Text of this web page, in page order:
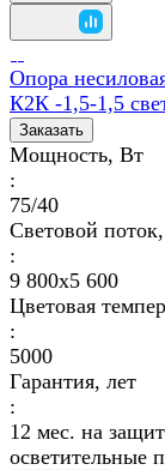
Опора
К2К -1,5-1,5
Заказать
Мощность, Вт
:
75/40
Световой
:
9 800х5 600
Цветовая
:
5000
Гарантия, лет
:
12 мес. на
осветительные